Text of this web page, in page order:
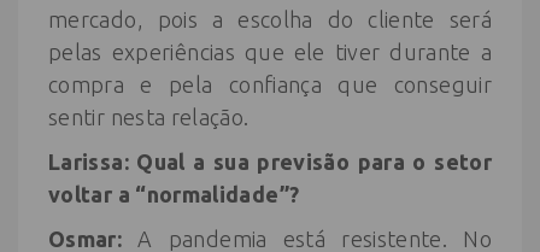
mercado, pois a escolha do cliente será
pelas experiências que ele tiver durante a
compra e pela confiança que conseguir
sentir nesta relação.
Larissa: Qual a sua previsão para o setor
voltar a “normalidade”?
Osmar:A pandemia está resistente. No